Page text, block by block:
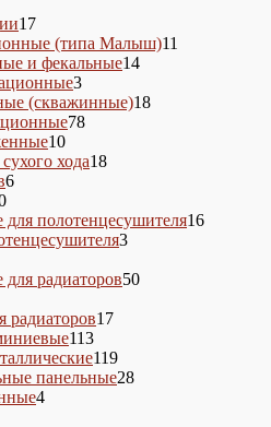
1717
товаров
(типа Малыш)11
и фекальные1414
33
товара
(скважинные)1818
7878
1010
товаров
хода1818
66
50
товаров
полотенцесушителя1616
33
радиаторов5050
1717
113113
товаров
119119
товаров
панельные2828
44